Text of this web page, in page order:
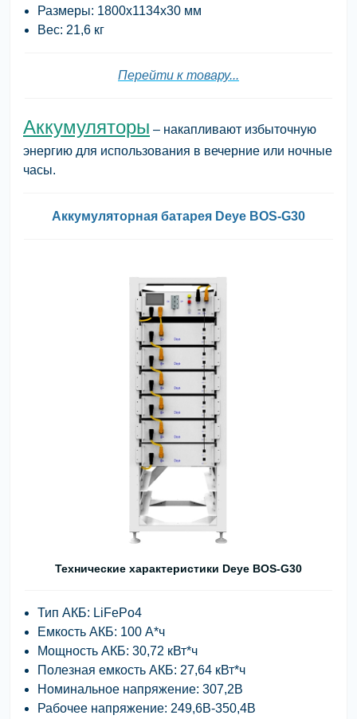
Размеры: 1800х1134х30 мм
Вес: 21,6 кг
Перейти к товару...
Аккумуляторы – накапливают избыточную
энергию для использования в вечерние или ночные
часы.
Аккумуляторная батарея Deye BOS-G30
Технические характеристики Deye BOS-G30
Тип АКБ: LiFePo4
Емкость АКБ: 100 А*ч
Мощность АКБ: 30,72 кВт*ч
Полезная емкость АКБ: 27,64 кВт*ч
Номинальное напряжение: 307,2В
Рабочее напряжение: 249,6В-350,4В